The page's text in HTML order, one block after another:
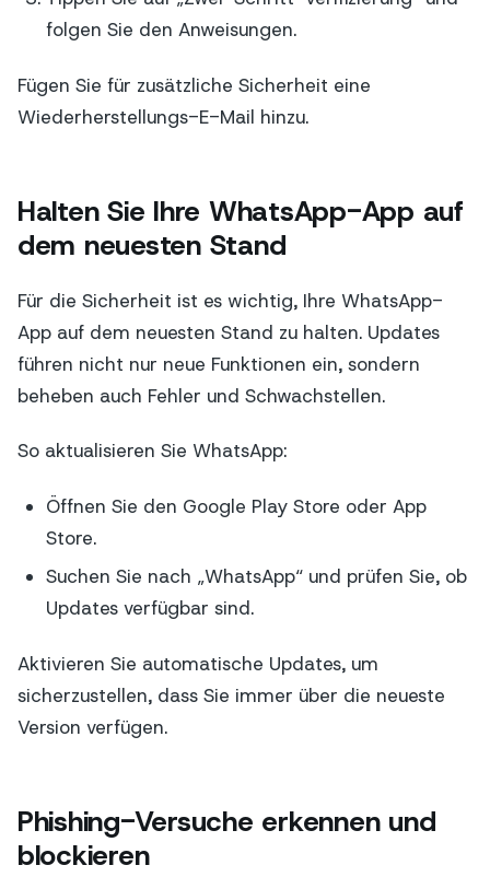
folgen Sie den Anweisungen.
Fügen Sie für zusätzliche Sicherheit eine
Wiederherstellungs-E-Mail hinzu.
Halten Sie Ihre WhatsApp-App auf
dem neuesten Stand
Für die Sicherheit ist es wichtig, Ihre WhatsApp-
App auf dem neuesten Stand zu halten. Updates
führen nicht nur neue Funktionen ein, sondern
beheben auch Fehler und Schwachstellen.
So aktualisieren Sie WhatsApp:
Öffnen Sie den Google Play Store oder App
Store.
Suchen Sie nach „WhatsApp“ und prüfen Sie, ob
Updates verfügbar sind.
Aktivieren Sie automatische Updates, um
sicherzustellen, dass Sie immer über die neueste
Version verfügen.
Phishing-Versuche erkennen und
blockieren